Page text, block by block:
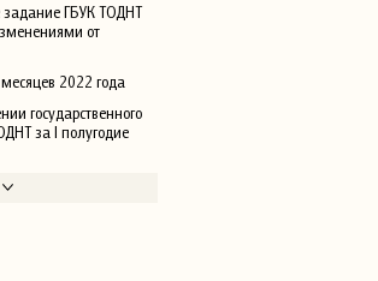
задание ГБУК ТОДНТ
от
2022 года
государственного
за I полугодие